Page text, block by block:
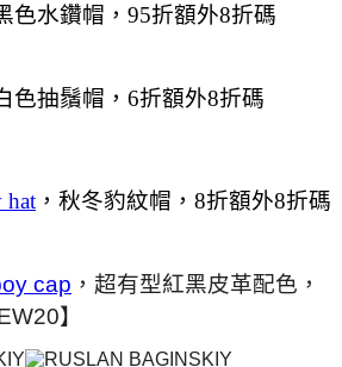
色水鑽帽，95折額外8折碼
色抽鬚帽，6折額外8折碼
hat ，秋冬豹紋帽，8折額外8折碼
cap ，超有型紅黑皮革配色，
】